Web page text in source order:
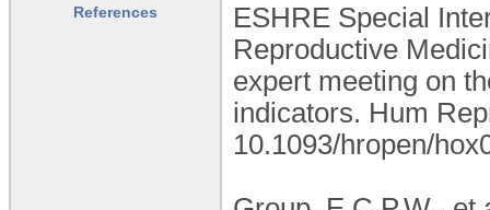
References
ESHRE Special
Reproductive
expert meeting on
indicators. Hum
10.1093/hropen/